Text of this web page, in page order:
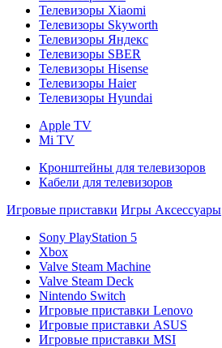
Телевизоры Xiaomi
Телевизоры Skyworth
Телевизоры Яндекс
Телевизоры SBER
Телевизоры Hisense
Телевизоры Haier
Телевизоры Hyundai
Apple TV
Mi TV
Кронштейны для телевизоров
Кабели для телевизоров
Игровые приставки Игры Аксессуары
Sony PlayStation 5
Xbox
Valve Steam Machine
Valve Steam Deck
Nintendo Switch
Игровые приставки Lenovo
Игровые приставки ASUS
Игровые приставки MSI